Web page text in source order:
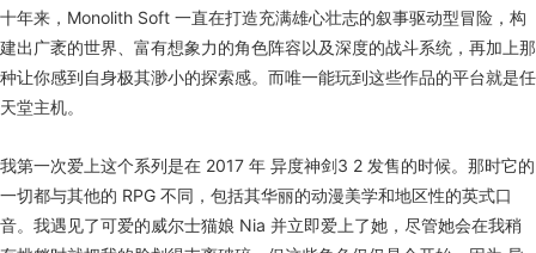
十年来，Monolith Soft 一直在打造充满雄心壮志的叙事驱动型冒险，构
建出广袤的世界、富有想象力的角色阵容以及深度的战斗系统，再加上那
种让你感到自身极其渺小的探索感。而唯一能玩到这些作品的平台就是任
天堂主机。
我第一次爱上这个系列是在 2017 年 异度神剑3 2 发售的时候。那时它的
一切都与其他的 RPG 不同，包括其华丽的动漫美学和地区性的英式口
音。我遇见了可爱的威尔士猫娘 Nia 并立即爱上了她，尽管她会在我稍